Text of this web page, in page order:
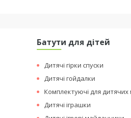
Батути для дітей
Дитячі гірки спуски
Дитячі гойдалки
Комплектуючі для дитячих
Дитячі іграшки